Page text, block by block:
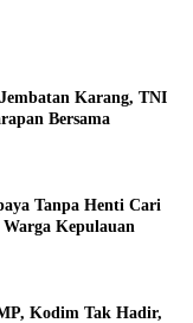
Karang, TNI
Bersama
Tanpa Henti Cari
Kepulauan
Kodim Tak Hadir,